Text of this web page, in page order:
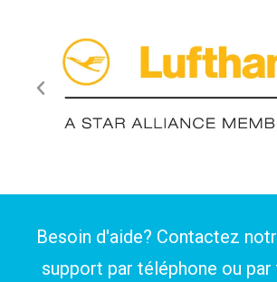
Besoin d'aide? Contactez
support par téléphone ou par